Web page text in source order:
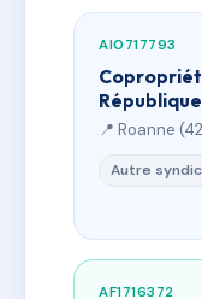
AI0717793
République
📍 Roanne
Autre syndic
AF1716372